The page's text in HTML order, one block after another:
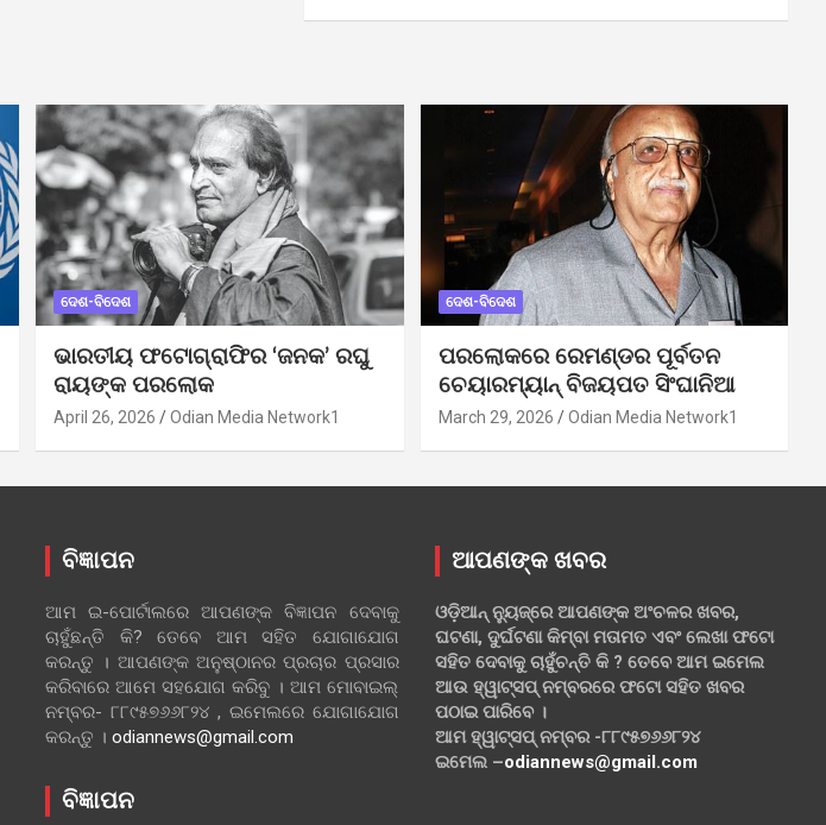
ଦେଶ-ବିଦେଶ
ଭାରତୀୟ ଫଟୋଗ୍ରାଫିର ‘ଜନକ’ ରଘୁ
ରାୟଙ୍କ ପରଲୋକ
April 26, 2026 Odian Media Network1
ଦେଶ-ବିଦେଶ
ପରଲୋକରେ ରେମଣ୍ଡର ପୂର୍ବତନ
ଚେୟାରମ୍ୟାନ୍ ବିଜୟପତ ସିଂଘାନିଆ
March 29, 2026 Odian Media Network1
ବିଜ୍ଞାପନ
ଆମ ଇ-ପୋର୍ଟାଲରେ ଆପଣଙ୍କ ବିଜ୍ଞାପନ ଦେବାକୁ
ଚାହୁଁଛନ୍ତି କି? ତେବେ ଆମ ସହିତ ଯୋଗାଯୋଗ
କରନ୍ତୁ । ଆପଣଙ୍କ ଅନୁଷ୍ଠାନର ପ୍ରଚାର ପ୍ରସାର
କରିବାରେ ଆମେ ସହଯୋଗ କରିବୁ । ଆମ ମୋବାଇଲ୍
ନମ୍ବର- ୮୮୯୫୭୬୬୮୨୪ , ଇମେଲରେ ଯୋଗାଯୋଗ
କରନ୍ତୁ । odiannews@gmail.com
ବିଜ୍ଞାପନ
ଆପଣଙ୍କ ଖବର
ଓଡ଼ିଆନ୍ ନ୍ୟୁଜ୍‌ରେ ଆପଣଙ୍କ ଅଂଚଳର ଖବର,
ଘଟଣା, ଦୁର୍ଘଟଣା କିମ୍ବା ମତାମତ ଏବଂ ଲେଖା ଫଟୋ
ସହିତ ଦେବାକୁ ଚାହୁଁଚନ୍ତି କି ? ତେବେ ଆମ ଇମେଲ
ଆଉ ହ୍ୱାଟ୍‌ସପ୍ ନମ୍ବରରେ ଫଟୋ ସହିତ ଖବର
ପଠାଇ ପାରିବେ ।
ଆମ ହ୍ୱାଟ୍‌ସପ୍ ନମ୍ବର -୮୮୯୫୭୬୬୮୨୪
ଇମେଲ –odiannews@gmail.com